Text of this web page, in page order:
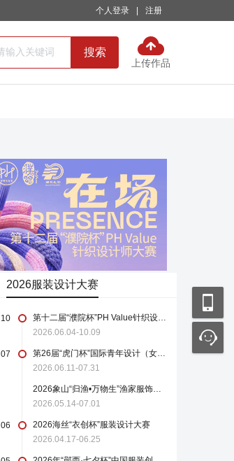
个人登录 注册
搜索
上传作品
2026服装设计大赛
10
第十二届“濮院杯”PH Value针织设计师大赛
2026.06.04-10.09
07
第26届“虎门杯”国际青年设计（女装）大赛
2026.06.11-07.31
2026象山“归渔•万物生”渔家服饰设计大赛
2026.05.14-07.01
06
2026海丝“衣创杯”服装设计大赛
2026.04.17-06.25